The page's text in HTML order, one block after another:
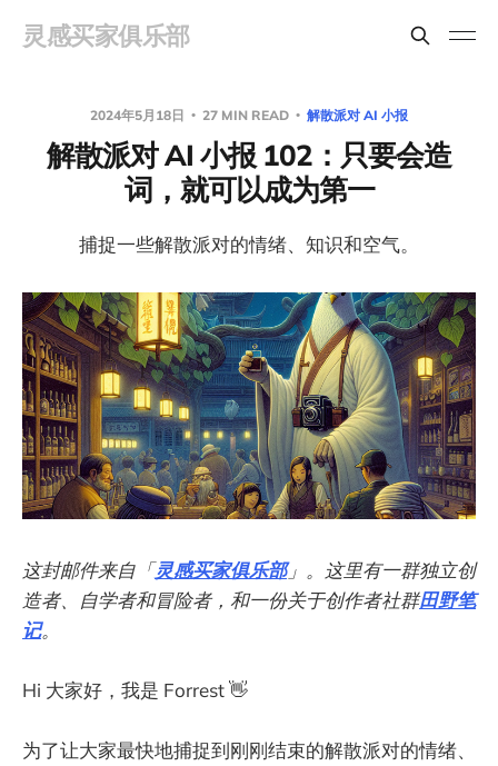
灵感买家俱乐部
2024年5月18日 27 MIN READ 解散派对 AI 小报
解散派对 AI 小报 102：只要会造
词，就可以成为第一
捕捉一些解散派对的情绪、知识和空气。
这封邮件来自「灵感买家俱乐部」。这里有一群独立创
造者、自学者和冒险者，和一份关于创作者社群田野笔
记。
Hi 大家好，我是 Forrest 👋
为了让大家最快地捕捉到刚刚结束的解散派对的情绪、